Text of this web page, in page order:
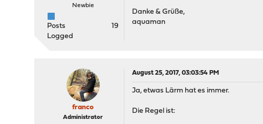
Newbie
Posts
19
Logged
Danke & Grüße,
aquaman
franco
Administrator
August 25, 2017, 03:03:54 PM
Ja, etwas Lärm hat es immer.
Die Regel ist: